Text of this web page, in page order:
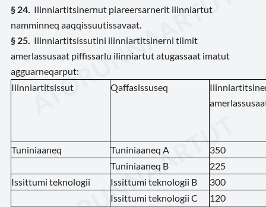
§ 24. Ilinniartitsinernut piareersarnerit ilinniartut
namminneq aaqqissuutissavaat.
§ 25. Ilinniartitsissutini ilinniartitsinerni tiimit
amerlassusaat piffissarlu ilinniartut atugassaat imatut
agguarneqarput:
Ilinniartitsissut
Qaffasissuseq
Tuniniaaneq Tuniniaaneq A
350
Tuniniaaneq B
225
Issittumi teknologii
Issittumi teknologii B
300
Issittumi teknologii C
120